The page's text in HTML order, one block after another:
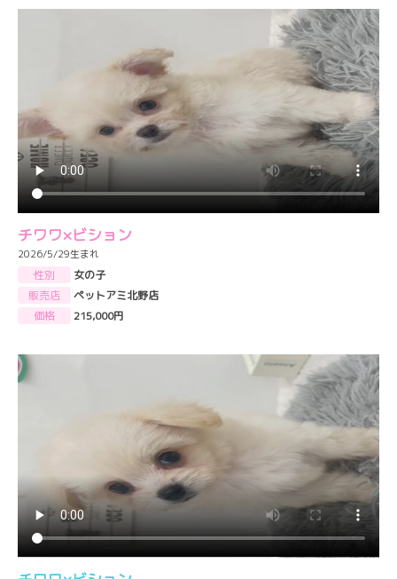
チワワ×ビション
2026/5/29生まれ
性別
女の子
販売店
ペットアミ北野店
価格
215,000円